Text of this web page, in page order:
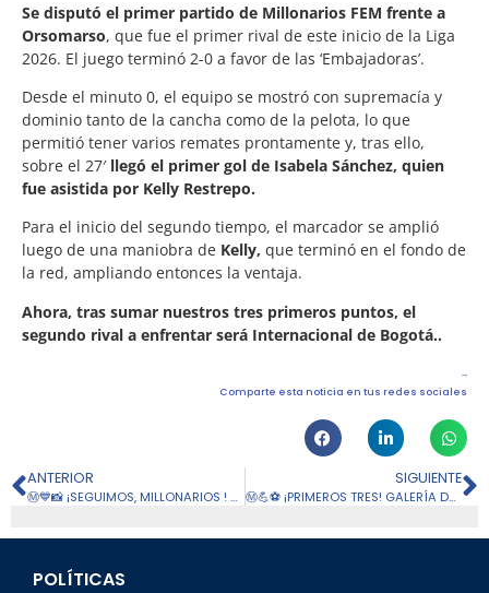
Se disputó el primer partido de Millonarios FEM frente a
Orsomarso, que fue el primer rival de este inicio de la Liga
2026. El juego terminó 2-0 a favor de las ‘Embajadoras’.
Desde el minuto 0, el equipo se mostró con supremacía y
dominio tanto de la cancha como de la pelota, lo que
permitió tener varios remates prontamente y, tras ello,
sobre el 27′llegó el primer gol de Isabela Sánchez, quien
fue asistida por Kelly Restrepo.
Para el inicio del segundo tiempo, el marcador se amplió
luego de una maniobra de Kelly, que terminó en el fondo de
la red, ampliando entonces la ventaja.
Ahora, tras sumar nuestros tres primeros puntos, el
segundo rival a enfrentar será Internacional de Bogotá..
Comparte esta noticia en tus redes sociales
ANTERIOR
Ⓜ️💙📸 ¡SEGUIMOS, MILLONARIOS ! TRES PUNTOS MÁS EN EL CAMPÍN
SIGUIENTE
Ⓜ️💪⚽ ¡PRIMEROS TRES! GALERÍA DEL JUEGO CONTRA ORSOMARSO
POLÍTICAS